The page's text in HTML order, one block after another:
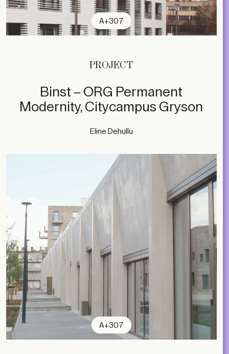
A+307
PROJECT
Binst – ORG Permanent
Modernity, Citycampus Gryson
Eline Dehullu
A+307